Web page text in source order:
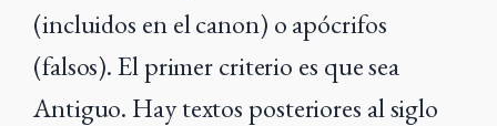
(incluidos en el canon) o apócrifos
(falsos). El primer criterio es que sea
Antiguo. Hay textos posteriores al siglo